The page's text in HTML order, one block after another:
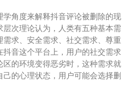
角度来解释抖音评论被删除的现
次理论认为，人类有五种基本需
求、安全需求、社交需求、尊重
音这个平台上，用户的社交需求
的环境变得恶劣时，这种需求就
的心理状态，用户可能会选择删